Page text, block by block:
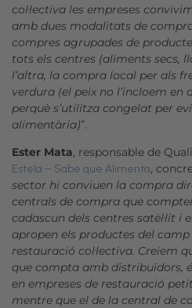
col·lectiva les empreses
amb dues modalitats de
compres agrupades de
tots els centres (aliments secs,
l’altra, la compra local per als
verdura (el peix no l’incloem
perquè s’utilitza congelat per
alimentària)”.
Ester Mata, responsable de
Estela – Sabe que Alimenta,
sector hi conviuen la compra
centrals de compra que
cadascun dels centres satèl·lit i
apropen els productes del camp
restauració col·lectiva. Creiem
que compta amb distribuïdors,
en empreses de restauració
mentre que el de la central de